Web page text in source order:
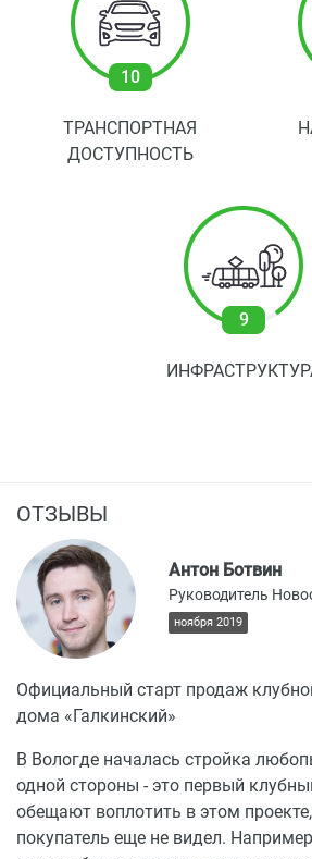
10
ТРАНСПОРТНАЯ
ДОСТУПНОСТЬ
9
ОТЗЫВЫ
Антон Ботвин
Руководитель
ноября 2019
Официальный старт продаж
дома «Галкинский»
В Вологде началась стройка
одной стороны - это первый
обещают воплотить в этом
покупатель еще не видел.